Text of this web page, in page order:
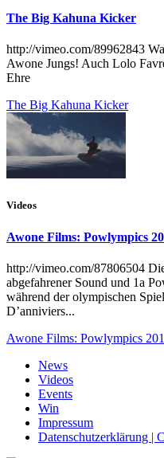
The Big Kahuna Kicker
http://vimeo.com/89962843
Awone Jungs! Auch Lolo
Ehre
The Big Kahuna Kicker
Videos
Awone Films: Powlympics
http://vimeo.com/87806504
abgefahrener Sound und 1a
während der olympischen
D’anniviers...
Awone Films: Powlympics
News
Videos
Events
Win
Impressum
Datenschutzerklärung |